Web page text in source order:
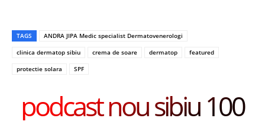
TAGS
ANDRA JIPA Medic specialist Dermatovenerologi
clinica dermatop sibiu
crema de soare dermatop
featured
protectie solara
SPF
podcast nou sibiu 100